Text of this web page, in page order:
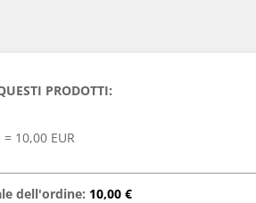
PRODOTTI:
10,00 EUR
dell'ordine: 10,00 €